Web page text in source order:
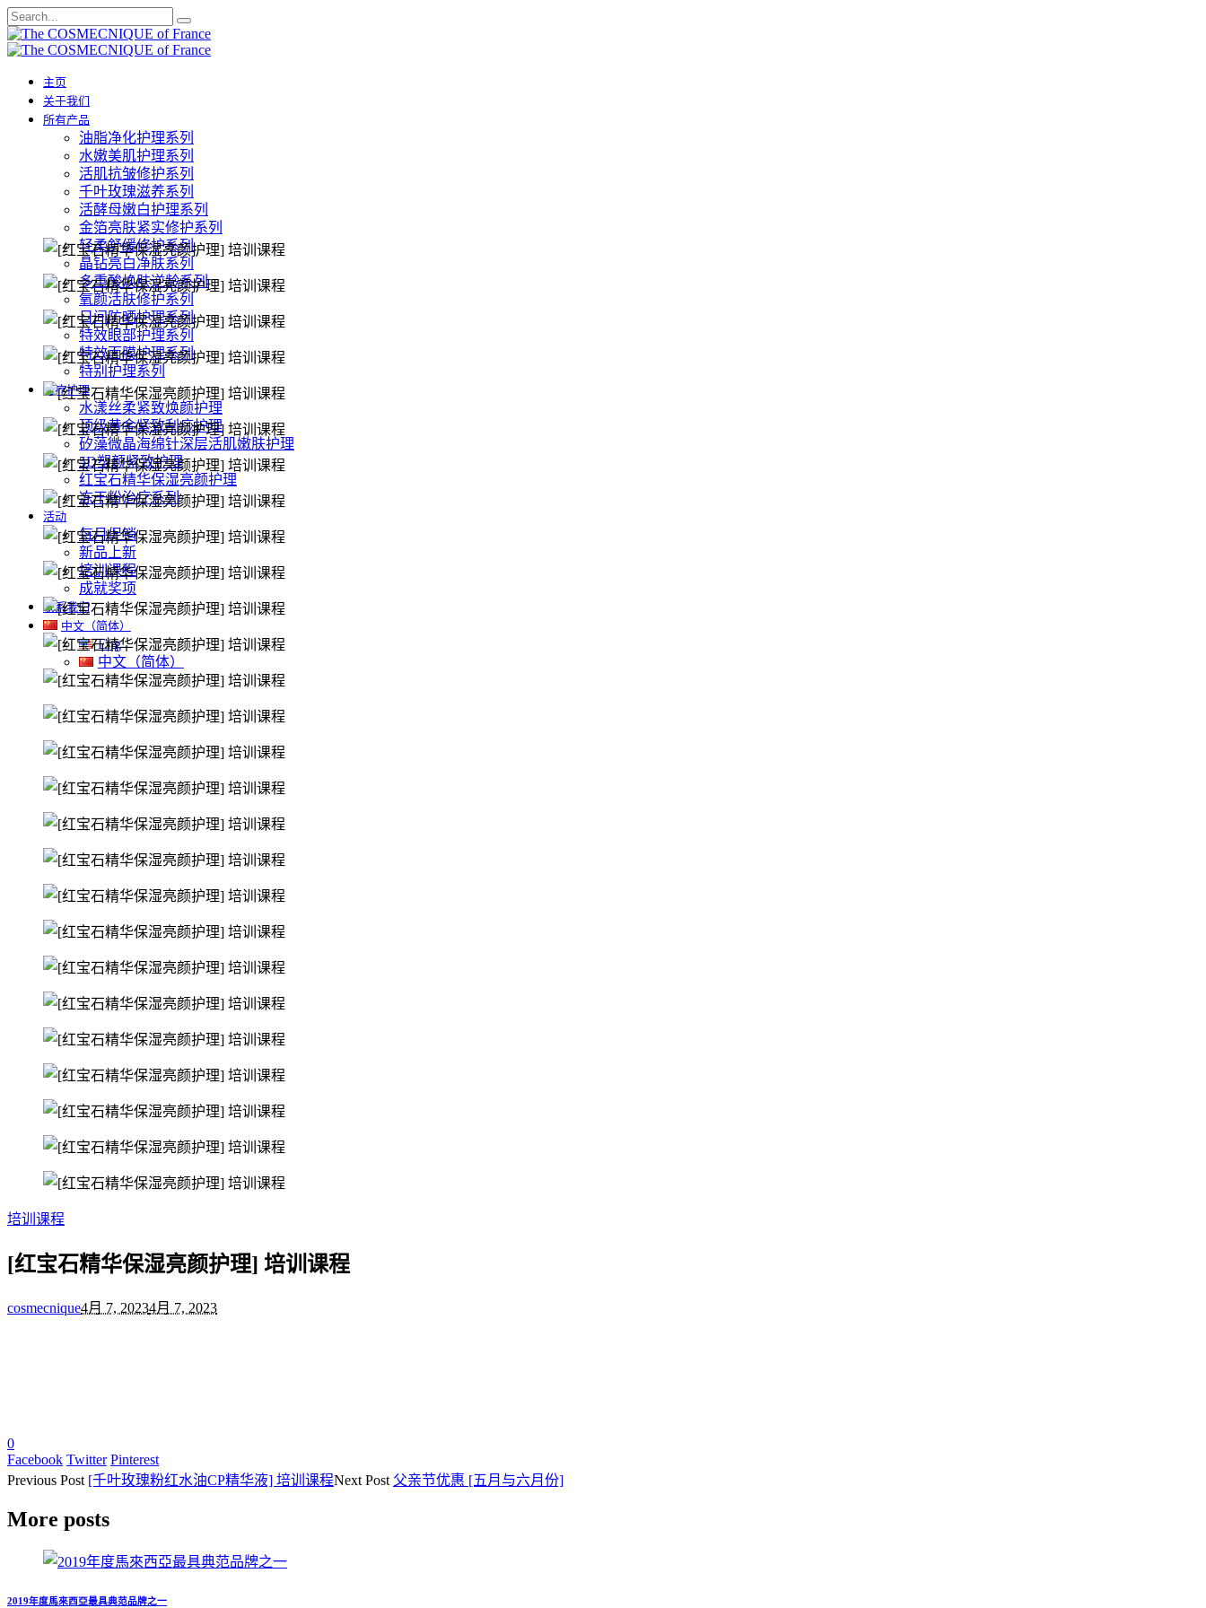
主页
关于我们
所有产品
油脂净化护理系列
水嫩美肌护理系列
活肌抗皱修护系列
千叶玫瑰滋养系列
活酵母嫩白护理系列
金箔亮肤紧实修护系列
轻柔舒缓修护系列
晶钻亮白净肤系列
多重酸焕肤逆龄系列
氧颜活肤修护系列
日间防晒护理系列
特效眼部护理系列
特效面膜护理系列
特别护理系列
治疗护理
水漾丝柔紧致焕颜护理
顶级黄金紧致刮痧护理
矽藻微晶海绵针深层活肌嫩肤护理
5D塑颜紧致护理
红宝石精华保湿亮颜护理
冻干粉治疗系列
活动
每月促销
新品上新
培训课程
成就奖项
联系我们
中文（简体）
Eng
中文（简体）
培训课程
[红宝石精华保湿亮颜护理] 培训课程
cosmecnique4月 7, 20234月 7, 2023
0
Facebook Twitter Pinterest
Previous Post [千叶玫瑰粉红水油CP精华液] 培训课程Next Post 父亲节优惠 [五月与六月份]
More posts
2019年度馬來西亞最具典范品牌之一